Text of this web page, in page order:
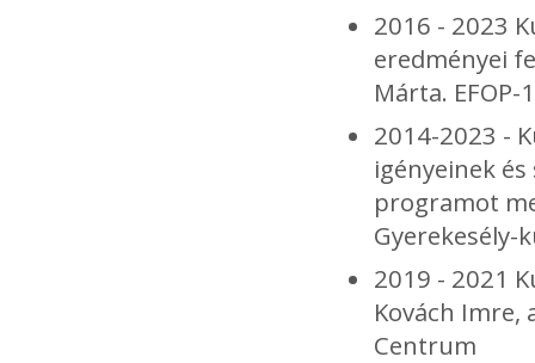
2016 - 2023
eredményei
Márta.
2014-2023 -
igényeinek
programot
Gyerekesély-
2019 - 2021
Kovách Imre,
Centrum